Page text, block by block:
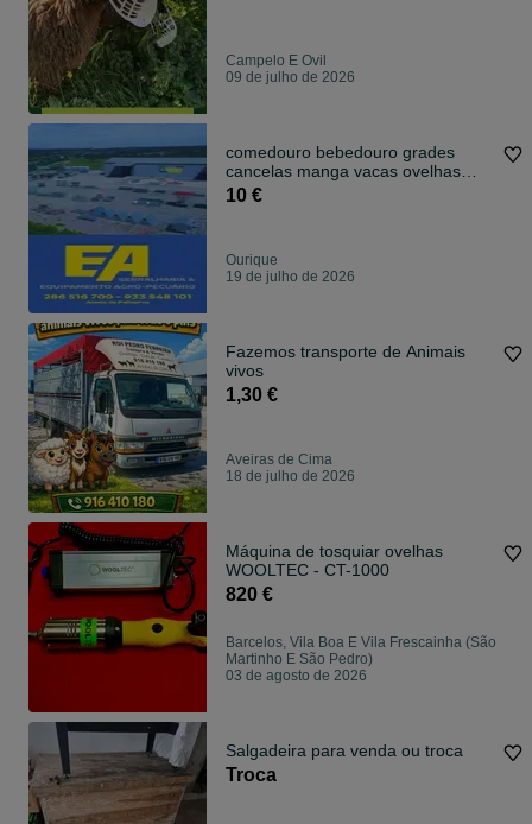
Campelo E Ovil
09 de julho de 2026
comedouro bebedouro grades
cancelas manga vacas ovelhas
cavalos porcos
10 €
Ourique
19 de julho de 2026
Fazemos transporte de Animais
vivos
1,30 €
Aveiras de Cima
18 de julho de 2026
Máquina de tosquiar ovelhas
WOOLTEC - CT-1000
820 €
Barcelos, Vila Boa E Vila Frescainha (São
Martinho E São Pedro)
03 de agosto de 2026
Salgadeira para venda ou troca
Troca